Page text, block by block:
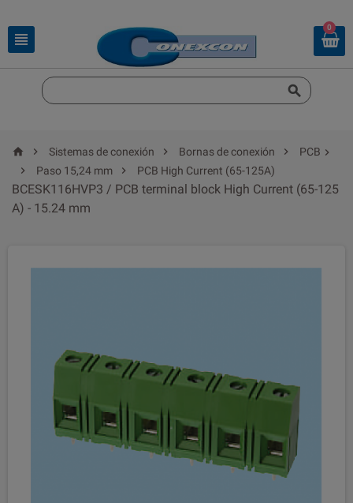

0

  Sistemas de conexión  Bornas de conexión 
PCB

Paso 15,24 mm  PCB High Current (65-125A)

BCESK116HVP3 / PCB terminal block High Current (65-125
A) - 15.24 mm